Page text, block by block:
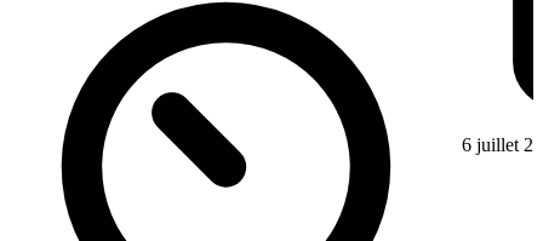
6 juillet